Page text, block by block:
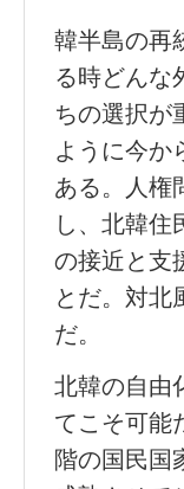
韓半島の再
る時どんな
ちの選択が
ように今か
ある。人権
し、北韓住
の接近と支
とだ。対北
だ。
北韓の自由
てこそ可能
階の国民国